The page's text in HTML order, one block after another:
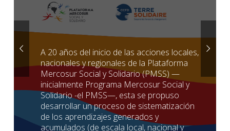
A 20 años del inicio de las acciones locales,
nacionales y regionales de la Plataforma
Mercosur Social y Solidario (PMSS) —
inicialmente Programa Mercosur Social y
Solidario -el PMSS—, esta se propuso
desarrollar un proceso de sistematización
de los aprendizajes generados y
acumulados (de escala local, nacional y